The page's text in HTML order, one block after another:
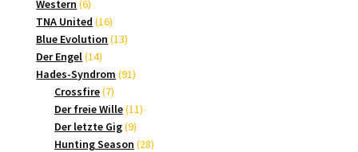
Western 66
Produkte
TNA United 1616
Produkte
Blue Evolution 1313
Der Engel 1414
Produkte
Hades-Syndrom 9191
Crossfire 77
Produkte
Der freie Wille 1111
Der letzte Gig 99
Produkte
Hunting Season 2828